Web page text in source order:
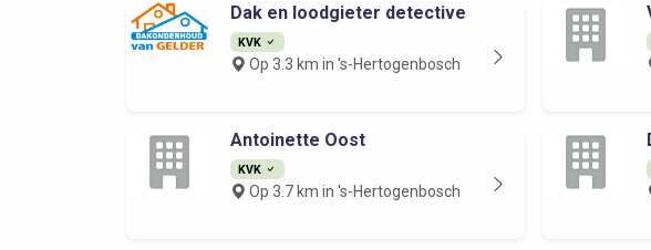
Dak en loodgieter detective
KVK
Op 3.3 km in 's-Hertogenbosch
Antoinette Oost
KVK
Op 3.7 km in 's-Hertogenbosch